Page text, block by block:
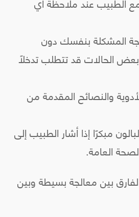
المشكلة بنفسك دون
الحالات قد تتطلب تدخلًا
والنصائح المقدمة من
مبكرًا إذا أشار الطبيب إلى
العامة.
بين معالجة بسيطة وبين